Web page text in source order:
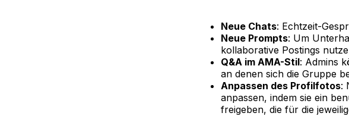
Neue Chats: Echtzeit-
Neue Prompts: Um
kollaborative Postings
Q&A im AMA-Stil: Admins
an denen sich die Gruppe
Anpassen des Profilfotos:
anpassen, indem sie ein
freigeben, die für die